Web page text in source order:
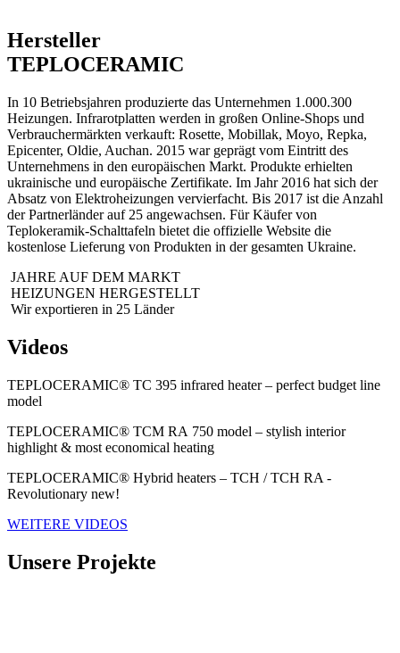
Hersteller
TEPLOCERAMIC
In 10 Betriebsjahren produzierte das Unternehmen 1.000.300
Heizungen. Infrarotplatten werden in großen Online-Shops und
Verbrauchermärkten verkauft: Rosette, Mobillak, Moyo, Repka,
Epicenter, Oldie, Auchan. 2015 war geprägt vom Eintritt des
Unternehmens in den europäischen Markt. Produkte erhielten
ukrainische und europäische Zertifikate. Im Jahr 2016 hat sich der
Absatz von Elektroheizungen vervierfacht. Bis 2017 ist die Anzahl
der Partnerländer auf 25 angewachsen. Für Käufer von
Teplokeramik-Schalttafeln bietet die offizielle Website die
kostenlose Lieferung von Produkten in der gesamten Ukraine.
JAHRE AUF DEM MARKT
HEIZUNGEN HERGESTELLT
Wir exportieren in 25 Länder
Videos
TEPLOCERAMIC® TC 395 infrared heater – perfect budget line
model
TEPLOCERAMIC® ТСМ RА 750 model – stylish interior
highlight & most economical heating
TEPLOCERAMIC® Hybrid heaters – TCH / TCH RA -
Revolutionary new!
WEITERE VІDEOS
Unsere Projekte